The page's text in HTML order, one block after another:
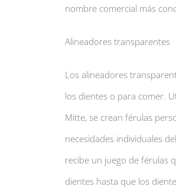
nombre comercial más
Alineadores transparentes
Los alineadores
los dientes o para comer.
Mitte, se crean férulas
necesidades individuales
recibe un juego de férulas
dientes hasta que los